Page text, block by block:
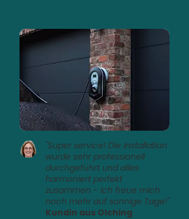
"Super service! Die Installation
wurde sehr professionell
durchgeführt und alles
harmoniert perfekt
zusammen - Ich freue mich
noch mehr auf sonnige Tage!"
Kundin aus Olching